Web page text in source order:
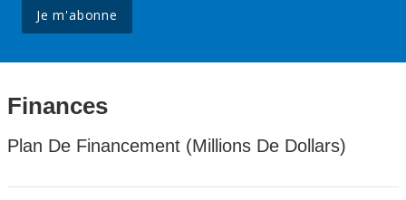
Je m'abonne
Finances
Plan De Financement (Millions De Dollars)